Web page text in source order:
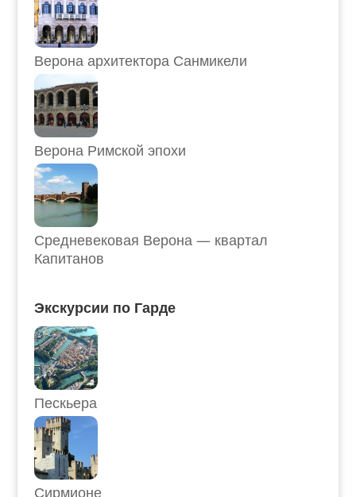
Верона архитектора Санмикели
Верона Римской эпохи
Средневековая Верона — квартал
Капитанов
Экскурсии по Гарде
Пескьера
Сирмионе